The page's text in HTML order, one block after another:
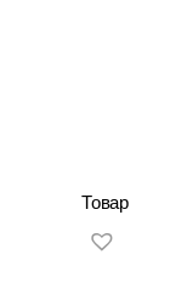
Товар